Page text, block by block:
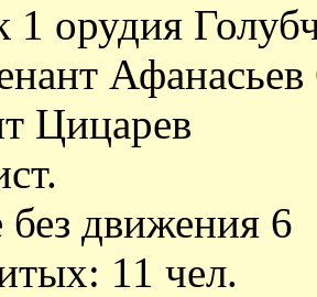
1 орудия
Цицарев
движения 6
11 чел.